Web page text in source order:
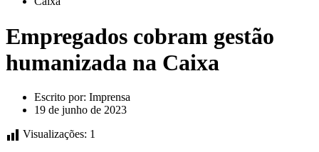
Empregados cobram gestão
humanizada na Caixa
Escrito por: Imprensa
19 de junho de 2023
Visualizações: 1